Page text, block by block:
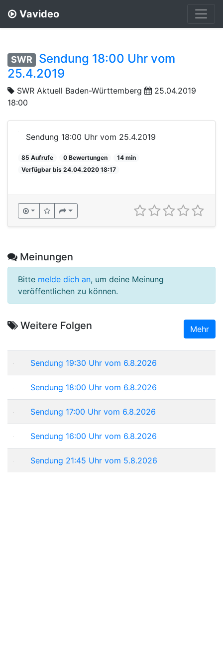
Vavideo
SWR
Sendung 18:00 Uhr vom
25.4.2019
SWR Aktuell Baden-Württemberg
25.04.2019
18:00
Sendung 18:00 Uhr vom 25.4.2019
85 Aufrufe 0 Bewertungen
14 min
Verfügbar bis 24.04.2020 18:17
Meinungen
Bitte melde dich an, um deine Meinung
veröffentlichen zu können.
Weitere Folgen Mehr
Sendung 19:30 Uhr vom 6.8.2026
Sendung 18:00 Uhr vom 6.8.2026
Sendung 17:00 Uhr vom 6.8.2026
Sendung 16:00 Uhr vom 6.8.2026
Sendung 21:45 Uhr vom 5.8.2026